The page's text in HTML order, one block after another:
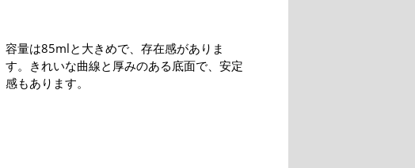
容量は85mlと大きめで、存在感がありま
す。きれいな曲線と厚みのある底面で、安定
感もあります。